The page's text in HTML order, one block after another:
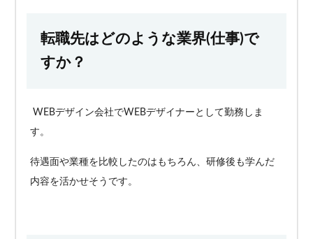
転職先はどのような業界(仕事)で
すか？
WEBデザイン会社でWEBデザイナーとして勤務しま
す。
待遇面や業種を比較したのはもちろん、研修後も学んだ
内容を活かせそうです。